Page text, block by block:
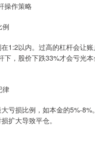
操作策略
例
1:2以内。过高的杠杆会让
下，股价下跌33%才会亏光
律
亏损比例，如本金的5%-8%
扩大导致平仓。